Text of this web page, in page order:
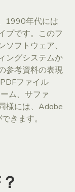
1990年代には
プです。このフ
フトウェア、
ングシステムか
参考資料の表現
ファイル
ム、サファ
様には、Adobe
きます。